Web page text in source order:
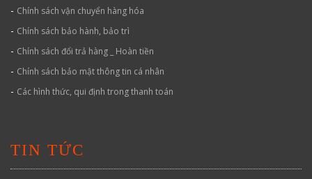
- Chính sách vận chuyển hàng hóa
- Chính sách bảo hành, bảo trì
- Chính sách đổi trả hàng _ Hoàn tiền
- Chính sách bảo mật thông tin cá nhân
- Các hình thức, qui định trong thanh toán
TIN TỨC